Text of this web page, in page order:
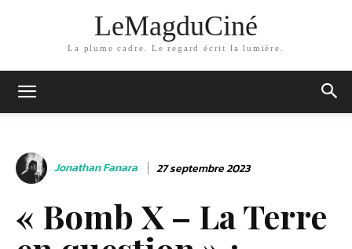
LeMagduCiné
La plume cadre. Le regard écrit la lumière.
Jonathan Fanara 27 septembre 2023
« Bomb X – La Terre